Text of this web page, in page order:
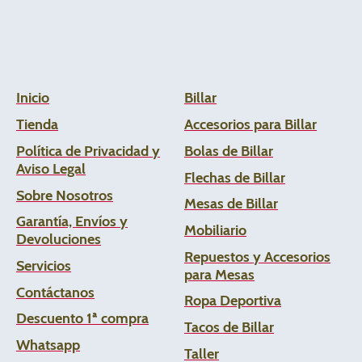
Inicio
Tienda
Política de Privacidad y
Aviso Legal
Sobre Nosotros
Garantía, Envíos y
Devoluciones
Servicios
Contáctanos
Descuento 1ª compra
Whatsapp
Billar
Accesorios para Billar
Bolas de Billar
Flechas de Billar
Mesas de Billar
Mobiliario
Repuestos y Accesorios
para Mesas
Ropa Deportiva
Tacos de Billar
Taller